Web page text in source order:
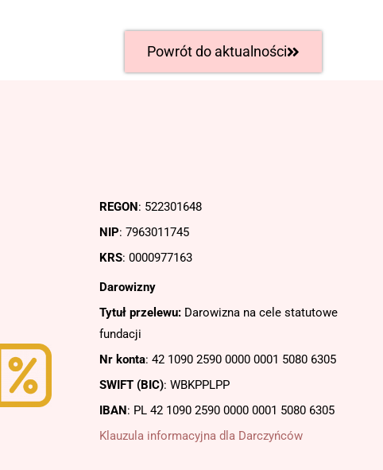
Powrót do aktualności
REGON: 522301648
NIP: 7963011745
KRS: 0000977163
Darowizny
Tytuł przelewu: Darowizna na cele statutowe
fundacji
Nr konta: 42 1090 2590 0000 0001 5080 6305
SWIFT (BIC): WBKPPLPP
IBAN: PL42 1090 2590 0000 0001 5080 6305
Klauzula informacyjna dla Darczyńców